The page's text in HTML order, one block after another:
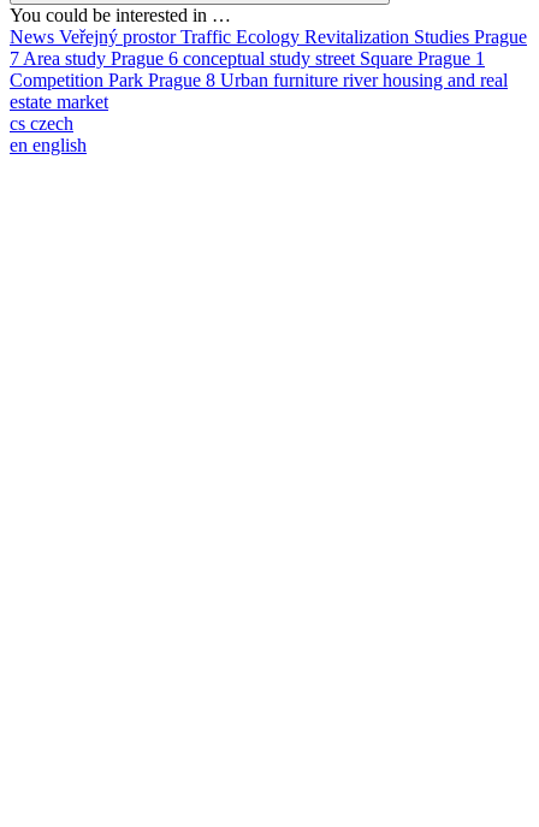
You could be interested in …
News Veřejný prostorTraffic Ecology Revitalization Studies Prague
7 Area study Prague 6 conceptual study street Square Prague 1
Competition Park Prague 8 Urban furniture riverhousing and real
estate market
cs czech
en english